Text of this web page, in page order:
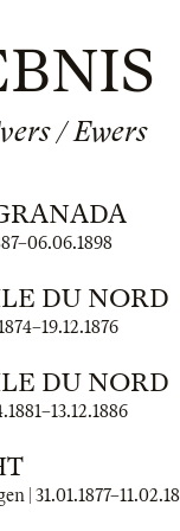
/ Ewers
–06.06.1898
DU NORD
–19.12.1876
DU NORD
–13.12.1886
| 31.01.1877–